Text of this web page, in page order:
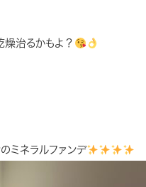
燥治るかもよ？
ミネラルファンデ